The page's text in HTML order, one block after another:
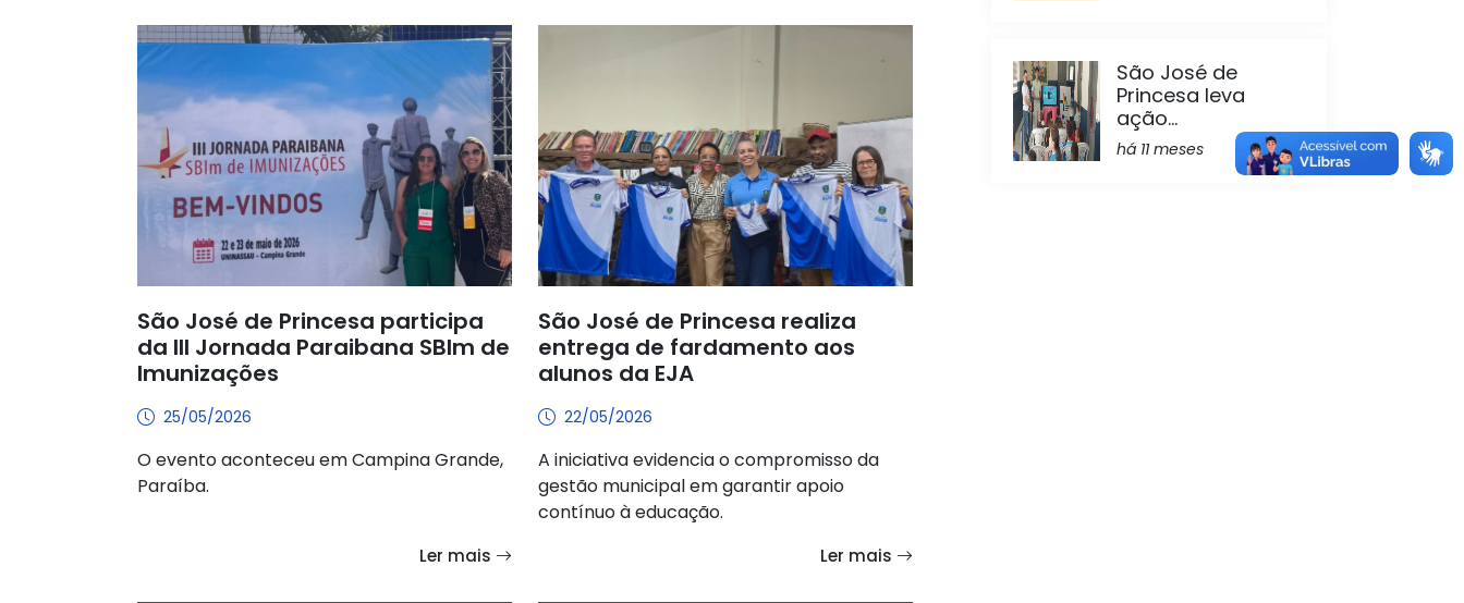
São José de Princesa participa
da III Jornada Paraibana SBIm de
Imunizações
25/05/2026
O evento aconteceu em Campina Grande,
Paraíba.
Ler mais
São José de Princesa realiza
entrega de fardamento aos
alunos da EJA
22/05/2026
A iniciativa evidencia o compromisso da
gestão municipal em garantir apoio
contínuo à educação.
Ler mais
São José de
Princesa leva
ação...
há 11 meses